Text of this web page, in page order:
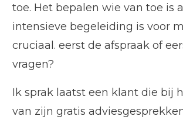
toe. Het bepalen wie van toe is
intensieve begeleiding is voor
cruciaal. eerst de afspraak of
vragen?
Ik sprak laatst een klant die bij
van zijn gratis